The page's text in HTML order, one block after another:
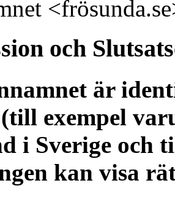
och
är
exempel
i Sverige och
kan visa